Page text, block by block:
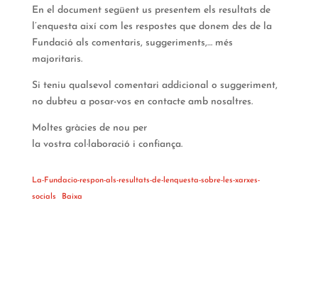
En el document següent us presentem els resultats de
l’enquesta així com les respostes que donem des de la
Fundació als comentaris, suggeriments,… més
majoritaris.
Si teniu qualsevol comentari addicional o suggeriment,
no dubteu a posar-vos en contacte amb nosaltres.
Moltes gràcies de nou per
la vostra col·laboració i confiança.
La-Fundacio-respon-als-resultats-de-lenquesta-sobre-les-xarxes-
socials Baixa